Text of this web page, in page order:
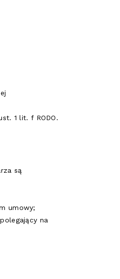
1 lit. f RODO.
są
umowy;
na